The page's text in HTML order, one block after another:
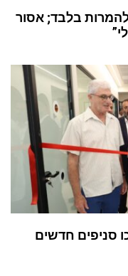
להמרות בלבד; אסור
סניפים חדשים